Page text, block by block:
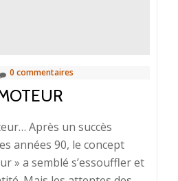
0 commentaires
Après un succès
années 90, le concept
» a semblé s’essouffler et